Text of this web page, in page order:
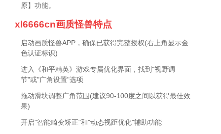
原】功能。
xl6666cn画质怪兽特点
启动画质怪兽APP，确保已获得完整授权(右上角显示金
色认证标识)
进入《和平精英》游戏专属优化界面，找到"视野调
节"或"广角设置"选项
拖动滑块调整广角范围(建议90-100度之间以获得最佳效
果)
开启"智能畸变矫正"和"动态视距优化"辅助功能